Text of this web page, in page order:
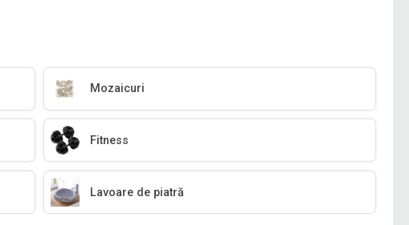
Mozaicuri
Fitness
Lavoare de piatră